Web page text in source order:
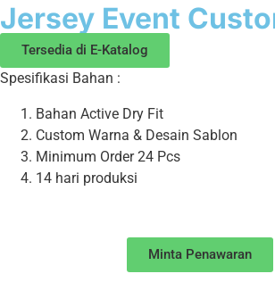
Jersey Event
Tersedia di E-Katalog
Spesifikasi Bahan :
Bahan Active Dry Fit
Custom Warna & Desain Sablon
Minimum Order 24 Pcs
14 hari produksi
Minta Penawaran